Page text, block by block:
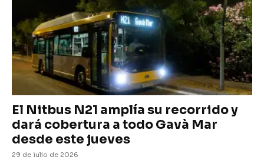
El Nitbus N21 amplía su recorrido y
dará cobertura a todo Gavà Mar
desde este jueves
29 de julio de 2026